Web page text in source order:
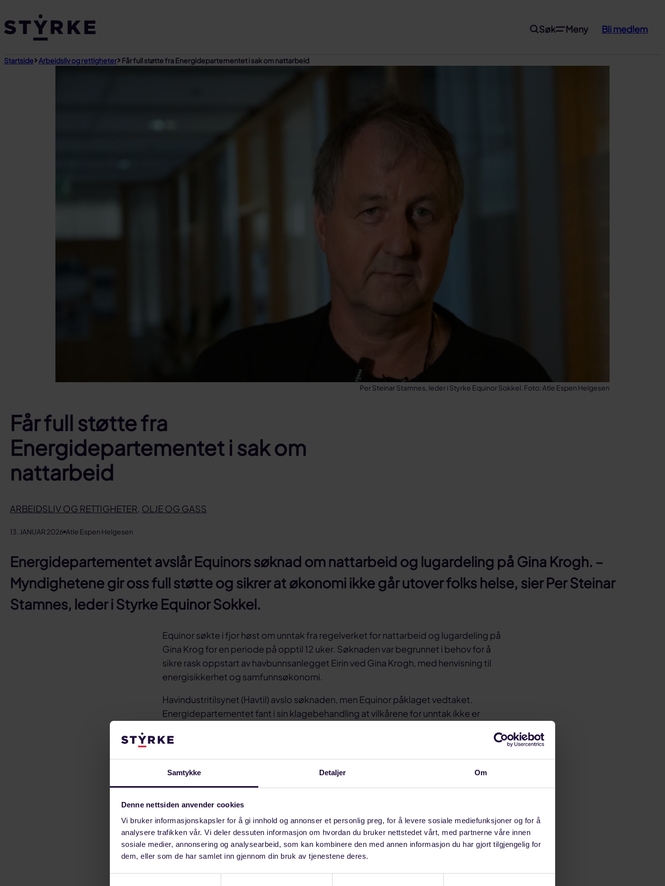
Samtykke Detaljer Om
Denne nettsiden anvender cookies
Vi bruker informasjonskapsler for å gi innhold og annonser et personlig preg, for å levere sosiale mediefunksjoner og for å
analysere trafikken vår. Vi deler dessuten informasjon om hvordan du bruker nettstedet vårt, med partnerne våre innen
sosiale medier, annonsering og analysearbeid, som kan kombinere den med annen informasjon du har gjort tilgjengelig for
dem, eller som de har samlet inn gjennom din bruk av tjenestene deres.
til
innhold
Søk Meny Bli medlem
Startside Arbeidsliv og rettigheter Får full støtte fra Energidepartementet i sak om nattarbeid
Per Steinar Stamnes, leder i Styrke Equinor Sokkel. Foto: Atle Espen Helgesen
Får full støtte fra
Energidepartementet i sak om
nattarbeid
ARBEIDSLIV OG RETTIGHETER, OLJE OG GASS
13. JANUAR 2026 Atle Espen Helgesen
Energidepartementet avslår Equinors søknad om nattarbeid og lugardeling på Gina Krogh. –
Myndighetene gir oss full støtte og sikrer at økonomi ikke går utover folks helse, sier Per Steinar
Stamnes, leder i Styrke Equinor Sokkel.
Equinor søkte i fjor høst om unntak fra regelverket for nattarbeid og lugardeling på
Gina Krog for en periode på opptil 12 uker. Søknaden var begrunnet i behov for å
sikre rask oppstart av havbunnsanlegget Eirin ved Gina Krogh, med henvisning til
energisikkerhet og samfunnsøkonomi.
Havindustritilsynet (Havtil) avslo søknaden, men Equinor påklaget vedtaket.
Energidepartementet fant i sin klagebehandling at vilkårene for unntak ikke er
Får full støtte
-Jeg er fornøyd med at myndighetene gir oss full støtte og sikrer at regelverket blir
fulgt. Det er nødvendig for at helse, miljø og sikkerhet skal ivaretas på en god
måte. Vi mente en slik søknad med bakgrunn i økonomi vil skape presedens for
framtidige ønsker om nattarbeid og lugardeling under drift, hvis søknaden ble
godkjent.